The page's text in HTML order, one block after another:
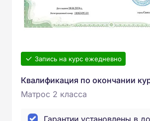
Запись на курс ежедневно
Квалификация по окончании
Матрос 2 класса
Гарантии установлены в